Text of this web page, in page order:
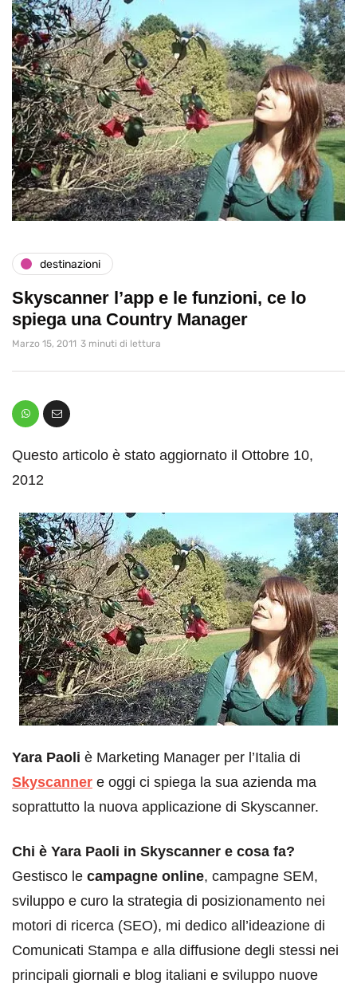
destinazioni
Skyscanner l’app e le funzioni, ce lo
spiega una Country Manager
Marzo 15, 2011 3 minuti di lettura
Questo articolo è stato aggiornato il Ottobre 10,
2012
Yara Paoli è Marketing Manager per l’Italia di
Skyscanner e oggi ci spiega la sua azienda ma
soprattutto la nuova applicazione di Skyscanner.
Chi è Yara Paoli in Skyscanner e cosa fa?
Gestisco le campagne online, campagne SEM,
sviluppo e curo la strategia di posizionamento nei
motori di ricerca (SEO), mi dedico all’ideazione di
Comunicati Stampa e alla diffusione degli stessi nei
principali giornali e blog italiani e sviluppo nuove